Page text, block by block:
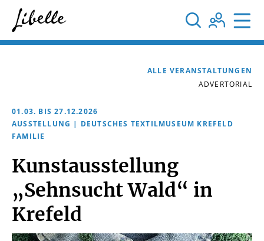
  
01.03. BIS 27.12.2026
AUSSTELLUNG | DEUTSCHES TEXTILMUSEUM KREFELD
FAMILIE
ALLE VERANSTALTUNGEN
ADVERTORIAL
Kunstausstellung
„Sehnsucht Wald“ in
Krefeld